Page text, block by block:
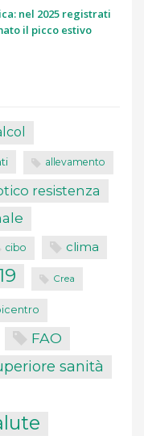
nel 2025 registrati
il picco estivo
allevamento
resistenza
cibo clima
Crea
FAO
sanità